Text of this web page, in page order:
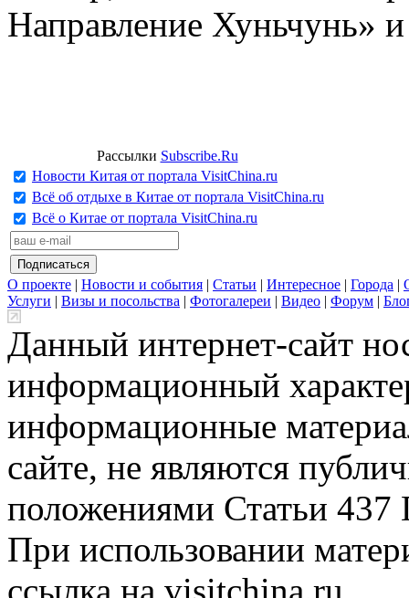
Направление Хуньчунь»
Рассылки Subscribe.Ru
Новости Китая от портала VisitChina.ru
Всё об отдыхе в Китае от портала VisitChina.ru
Всё о Китае от портала VisitChina.ru
О проекте | Новости и события | Статьи | Интересное | Города |
Услуги | Визы и посольства | Фотогалереи | Видео | Форум |
Данный интернет-сайт
информационный
информационные
сайте, не являются
положениями Статьи 437
При использовании
ссылка на visitchina.ru